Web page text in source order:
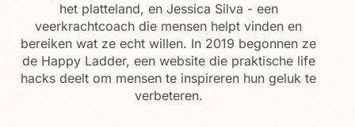
het platteland, en Jessica Silva - een
veerkrachtcoach die mensen helpt vinden en
bereiken wat ze echt willen. In 2019 begonnen ze
de Happy Ladder, een website die praktische life
hacks deelt om mensen te inspireren hun geluk te
verbeteren.